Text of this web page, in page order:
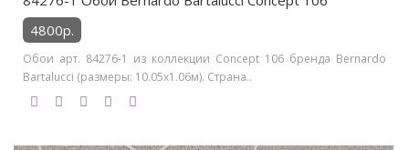
4800р.
Обои арт. 84276-1 из коллекции Concept 106 бренда Bernardo
Bartalucci (размеры: 10.05х1.06м). Страна..